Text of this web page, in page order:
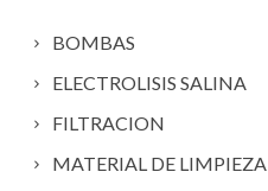
BOMBAS
ELECTROLISIS SALINA
FILTRACION
MATERIAL DE LIMPIEZA